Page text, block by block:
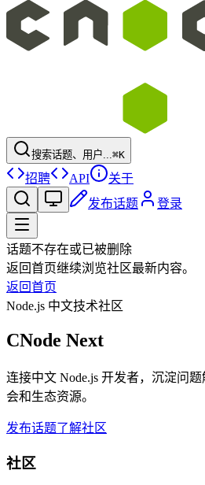
搜索话题、用户...⌘K
招聘 API
关于
发布话题
登录
话题不存在或已被删除
返回首页继续浏览社区最新内容。
返回首页
Node.js 中文技术社区
CNode Next
连接中文 Node.js 开发者，沉淀问
会和生态资源。
发布话题了解社区
社区